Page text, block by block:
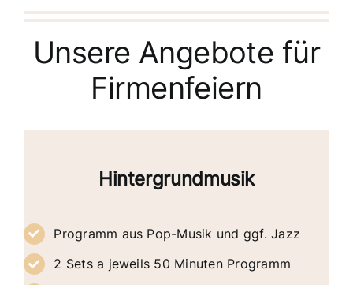
Unsere Angebote für
Firmenfeiern
Hintergrundmusik
Programm aus Pop-Musik und ggf. Jazz
2 Sets a jeweils 50 Minuten Programm